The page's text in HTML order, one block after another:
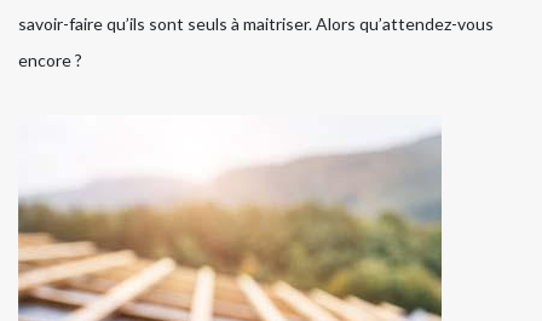
savoir-faire qu’ils sont seuls à maitriser. Alors qu’attendez-vous
encore ?